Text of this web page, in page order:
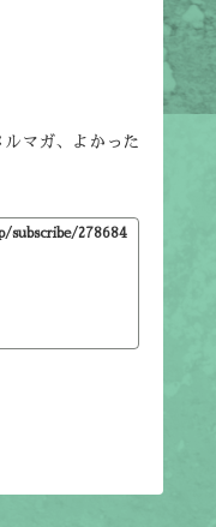
ルマガ、よかった
subscribe/278684